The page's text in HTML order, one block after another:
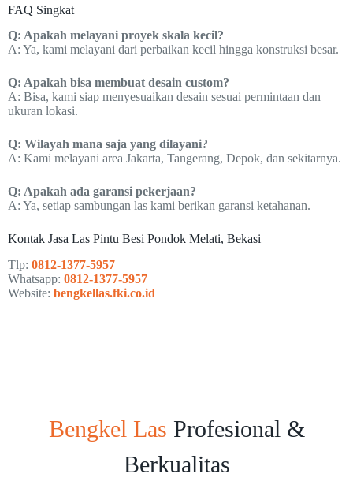
FAQ Singkat
Q: Apakah melayani proyek skala kecil?
A: Ya, kami melayani dari perbaikan kecil hingga konstruksi besar.
Q: Apakah bisa membuat desain custom?
A: Bisa, kami siap menyesuaikan desain sesuai permintaan dan
ukuran lokasi.
Q: Wilayah mana saja yang dilayani?
A: Kami melayani area Jakarta, Tangerang, Depok, dan sekitarnya.
Q: Apakah ada garansi pekerjaan?
A: Ya, setiap sambungan las kami berikan garansi ketahanan.
Kontak Jasa Las Pintu Besi Pondok Melati, Bekasi
Tlp: 0812-1377-5957
Whatsapp: 0812-1377-5957
Website: bengkellas.fki.co.id
Bengkel Las Profesional &
Berkualitas